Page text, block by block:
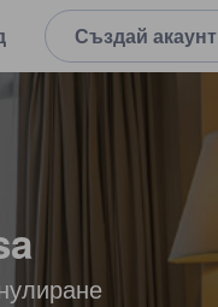
Създай акаунт